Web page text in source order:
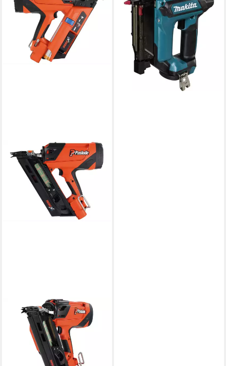
PASLODE
Nagler Paslode IM90Xi
Impulse Streifennagler, für
34° gebundene Nägel von 50
bis 90 mm
Nagler PT354DZJ Akku-
Nagler
323,23 €
lieferbar - in 2-3 Werktagen bei dir